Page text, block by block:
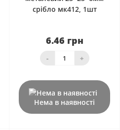
срібло мк412, 1шт
6.46 грн
- +
Нема в наявності